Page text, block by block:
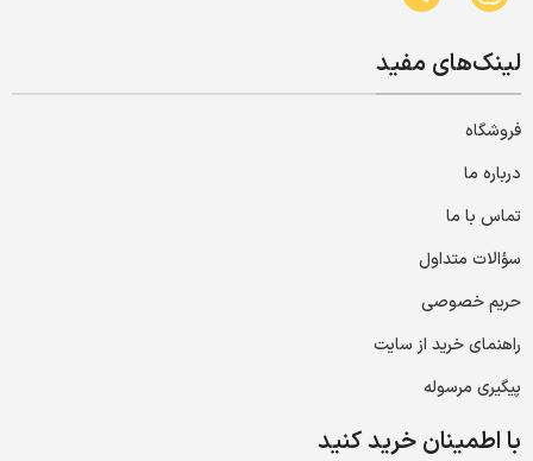
لینک‌های مفید
فروشگاه
درباره ما
تماس با ما
سؤالات متداول
حریم خصوصی
راهنمای خرید از سایت
پیگیری مرسوله
با اطمینان خرید کنید